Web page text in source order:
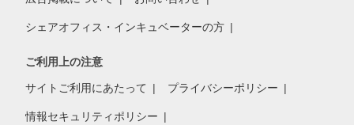
シェアオフィス・インキュベーターの方
ご利用上の注意
サイトご利用にあたって プライバシーポリシー
情報セキュリティポリシー